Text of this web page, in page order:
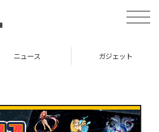
toggle
ニュース ガジェット